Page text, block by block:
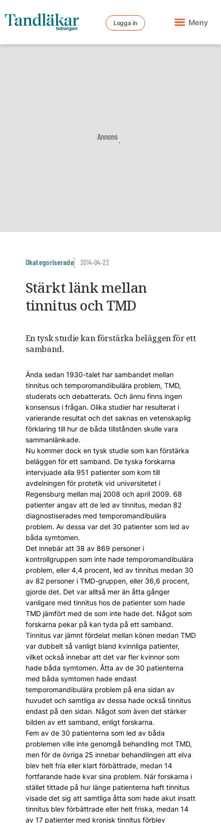
Logga in Meny
Annons
Okategoriserade 2014-04-22
Stärkt länk mellan
tinnitus och TMD
En tysk studie kan förstärka beläggen för ett
samband.
Ända sedan 1930-talet har sambandet mellan
tinnitus och temporomandibulära problem, TMD,
studerats och debatterats. Och ännu finns ingen
konsensus i frågan. Olika studier har resulterat i
varierande resultat och det saknas en vetenskaplig
förklaring till hur de båda tillstånden skulle vara
sammanlänkade.
Nu kommer dock en tysk studie som kan förstärka
beläggen för ett samband. De tyska forskarna
intervjuade alla 951 patienter som kom till
avdelningen för protetik vid universitetet i
Regensburg mellan maj 2008 och april 2009. 68
patienter angav att de led av tinnitus, medan 82
diagnostiserades med temporomandibulära
problem. Av dessa var det 30 patienter som led av
båda symtomen.
Det innebär att 38 av 869 personer i
kontrollgruppen som inte hade temporomandibulära
problem, eller 4,4 procent, led av tinnitus medan 30
av 82 personer i TMD-gruppen, eller 36,6 procent,
gjorde det. Det var alltså mer än åtta gånger
vanligare med tinnitus hos de patienter som hade
TMD jämfört med de som inte hade det. Något som
forskarna pekar på kan tyda på ett samband.
Tinnitus var jämnt fördelat mellan könen medan TMD
var dubbelt så vanligt bland kvinnliga patienter,
vilket också innebar att det var fler kvinnor som
hade båda symtomen. Åtta av de 30 patienterna
med båda symtomen hade endast
temporomandibulära problem på ena sidan av
huvudet och samtliga av dessa hade också tinnitus
endast på den sidan. Något som även det stärker
bilden av ett samband, enligt forskarna.
Fem av de 30 patienterna som led av båda
problemen ville inte genomgå behandling mot TMD,
men för de övriga 25 innebar behandlingen att elva
blev helt fria eller klart förbättrade, medan 14
fortfarande hade kvar sina problem. När forskarna i
stället tittade på hur länge patienterna haft tinnitus
visade det sig att samtliga åtta som hade akut insatt
tinnitus blev förbättrade eller helt friska, medan 14
av 17 patienter med kronisk tinnitus förblev